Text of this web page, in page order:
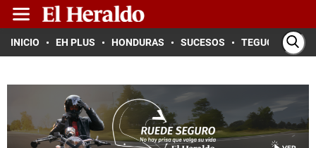
INICIO EH PLUS HONDURAS SUCESOS TEGUCIGALPA